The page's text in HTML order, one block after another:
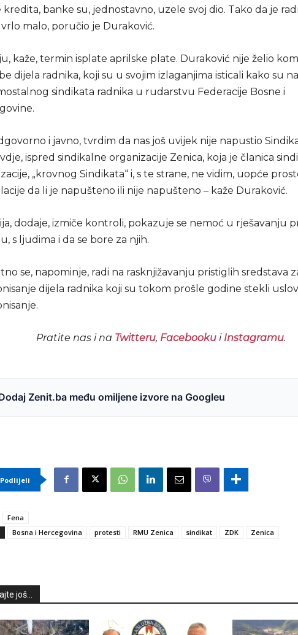
kredita, banke su, jednostavno, uzele svoj dio. Tako da je
malo, poručio je Duraković.
kaže, termin isplate aprilske plate. Duraković nije želio
dijela radnika, koji su u svojim izlaganjima isticali kako su
sindikata radnika u rudarstvu Federacije Bosne i
i javno, tvrdim da nas još uvijek nije napustio
ispred sindikalne organizacije Zenica, koja je članica
„krovnog Sindikata“ i, s te strane, ne vidim, uopće
da li je napušteno ili nije napušteno – kaže Duraković.
dodaje, izmiče kontroli, pokazuje se nemoć u rješavanju
s ljudima i da se bore za njih.
se, napominje, radi na rasknjižavanju pristiglih sredstava
dijela radnika koji su tokom prošle godine stekli
Pratite nas i na Twitteru, Facebookui Instagramu.
Zenit.ba među omiljene izvore na Googleu
Podlijeli
Fena
Bosna i Hercegovina protesti RMU Zenica sindikat ZDK Zenica
još...